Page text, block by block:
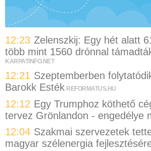
12:23 Zelenszkij: Egy hét alatt
több mint 1560 drónnal
KARPATINFO.NET
12:21 Szeptemberben
Barokk Esték REFORMATUS.HU
12:12 Egy Trumphoz köthető
tervez Grönlandon - engedélye
12:04 Szakmai szervezetek
magyar szélenergia